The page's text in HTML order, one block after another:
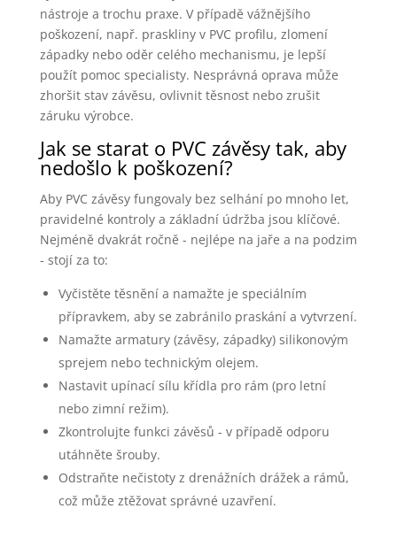
nástroje a trochu praxe. V případě vážnějšího
poškození, např. praskliny v PVC profilu, zlomení
západky nebo oděr celého mechanismu, je lepší
použít pomoc specialisty. Nesprávná oprava může
zhoršit stav závěsu, ovlivnit těsnost nebo zrušit
záruku výrobce.
Jak se starat o PVC závěsy tak, aby
nedošlo k poškození?
Aby PVC závěsy fungovaly bez selhání po mnoho let,
pravidelné kontroly a základní údržba jsou klíčové.
Nejméně dvakrát ročně - nejlépe na jaře a na podzim
- stojí za to:
Vyčistěte těsnění a namažte je speciálním
přípravkem, aby se zabránilo praskání a vytvrzení.
Namažte armatury (závěsy, západky) silikonovým
sprejem nebo technickým olejem.
Nastavit upínací sílu křídla pro rám (pro letní
nebo zimní režim).
Zkontrolujte funkci závěsů - v případě odporu
utáhněte šrouby.
Odstraňte nečistoty z drenážních drážek a rámů,
což může ztěžovat správné uzavření.